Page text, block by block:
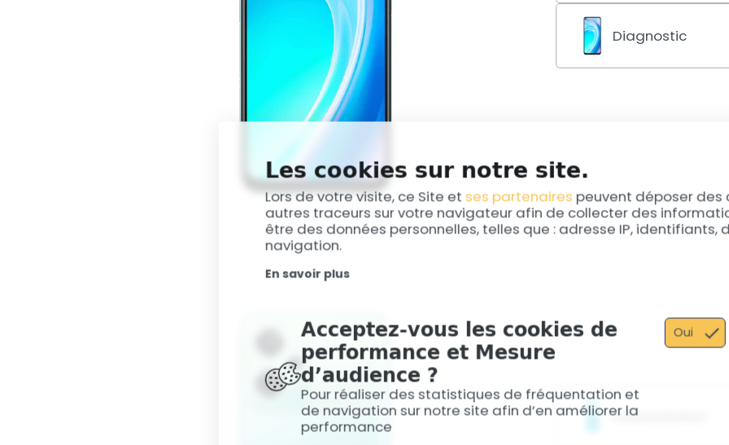
Les cookies sur notre site.
Lors de votre visite, ce Site et ses partenaires peuvent déposer des
autres traceurs sur votre navigateur afin de collecter des
être des données personnelles, telles que : adresse IP, identifiants,
navigation.
En savoir plus
Acceptez-vous les cookies de
performance et Mesure
d’audience ?
Pour réaliser des statistiques de fréquentation et
de navigation sur notre site afin d’en améliorer la
performance
Oui
L’écran LCD de votre
répond plus ?
complet, avec des
Diagnostic
Desoxydation